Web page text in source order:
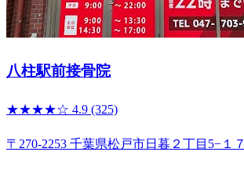
八柱駅前接骨院
★★★★☆ 4.9 (325)
〒270-2253 千葉県松戸市日暮２丁目5−１７